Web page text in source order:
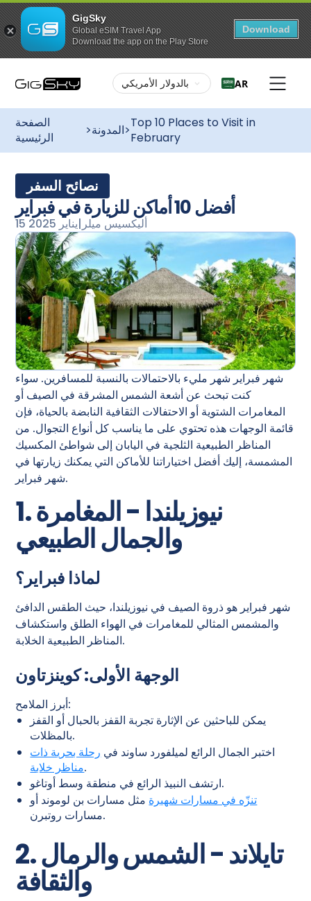
GigSky
Global eSIM Travel App
Download the app on the Play Store
Download
بالدولار الأمريكي AR
الصفحة
الرئيسية
>المدونة>Top 10 Places to Visit in
February
نصائح السفر
أفضل 10 أماكن للزيارة في فبراير
15 يناير 2025| أليكسيس ميلر
شهر فبراير شهر مليء بالاحتمالات بالنسبة للمسافرين. سواء
كنت تبحث عن أشعة الشمس المشرقة في الصيف أو
المغامرات الشتوية أو الاحتفالات الثقافية النابضة بالحياة، فإن
قائمة الوجهات هذه تحتوي على ما يناسب كل أنواع التجوال. من
المناظر الطبيعية الثلجية في اليابان إلى شواطئ المكسيك
المشمسة، إليك أفضل اختياراتنا للأماكن التي يمكنك زيارتها في
شهر فبراير.
1. نيوزيلندا - المغامرة
والجمال الطبيعي
شهر فبراير هو ذروة الصيف في نيوزيلندا، حيث الطقس الدافئ
والمشمس المثالي للمغامرات في الهواء الطلق واستكشاف
المناظر الطبيعية الخلابة.
أبرز الملامح:
يمكن للباحثين عن الإثارة تجربة القفز بالحبال أو القفز
بالمظلات.
اختبر الجمال الرائع لميلفورد ساوند في رحلة بحرية ذات
مناظر خلابة.
ارتشف النبيذ الرائع في منطقة وسط أوتاغو.
تنزّه في مسارات شهيرة مثل مسارات بن لوموند أو
مسارات روتبرن.
2. تايلاند - الشمس والرمال
والثقافة